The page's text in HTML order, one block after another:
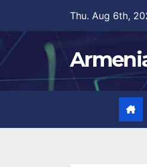
content
Thu. Aug 6th,